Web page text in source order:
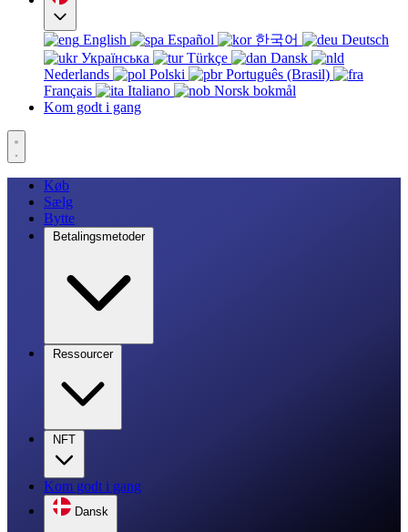
English Español 한국어
Deutsch
Українська
Türkçe
Dansk
Nederlands
Polski
Português (Brasil)
Français
Italiano
Norsk bokmål
Kom godt i gang
Køb
Sælg
Bytte
Betalingsmetoder
Ressourcer
NFT
Kom godt i gang
Dansk